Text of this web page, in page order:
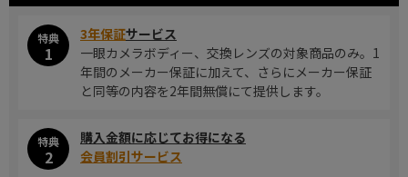
特典
1
3年保証サービス
一眼カメラボディー、交換レンズの対象商品のみ。1
年間のメーカー保証に加えて、さらにメーカー保証
と同等の内容を2年間無償にて提供します。
特典
2
購入金額に応じてお得になる
会員割引サービス